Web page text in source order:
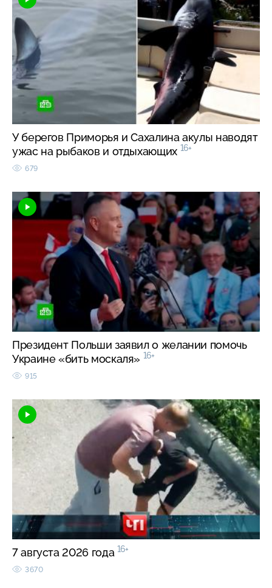
У берегов Приморья и Сахалина акулы наводят
ужас на рыбаков и отдыхающих 16+
679
Президент Польши заявил о желании помочь
Украине «бить москаля» 16+
915
7 августа 2026 года 16+
3670